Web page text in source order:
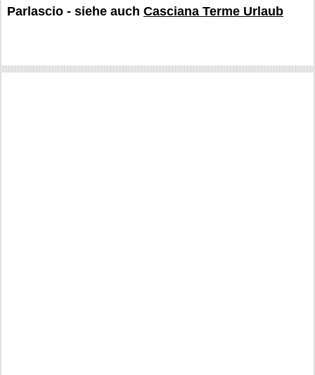
Parlascio - siehe auch Casciana Terme Urlaub